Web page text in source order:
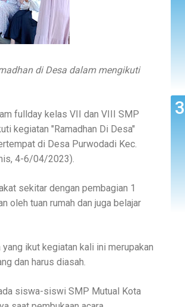
di Desa dalam mengikuti
fullday kelas VII dan VIII SMP
kegiatan "Ramadhan Di Desa"
di Desa Purwodadi Kec.
4-6/04/2023).
sekitar dengan pembagian 1
oleh tuan rumah dan juga belajar
ikut kegiatan kali ini merupakan
dan harus diasah.
siswa-siswi SMP Mutual Kota